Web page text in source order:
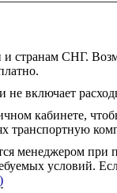
и странам СНГ.
не включает
кабинете,
транспортную
менеджером
условий.